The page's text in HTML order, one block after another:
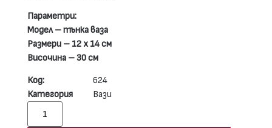
Параметри:
Модел – тънка ваза
Размери – 12 х 14 см
Височина – 30 см
Код:
624
Категория
Вази